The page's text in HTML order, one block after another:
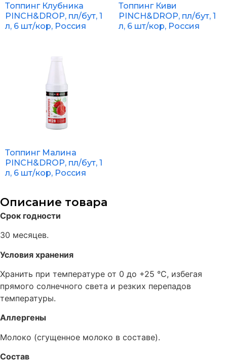
Топпинг Клубника
PINCH&DROP, пл/бут, 1
л, 6 шт/кор, Россия
Топпинг Киви
PINCH&DROP, пл/бут, 1
л, 6 шт/кор, Россия
Топпинг Малина
PINCH&DROP, пл/бут, 1
л, 6 шт/кор, Россия
Описание товара
Срок годности
30 месяцев.
Условия хранения
Хранить при температуре от 0 до +25 °C, избегая
прямого солнечного света и резких перепадов
температуры.
Аллергены
Молоко (сгущенное молоко в составе).
Состав